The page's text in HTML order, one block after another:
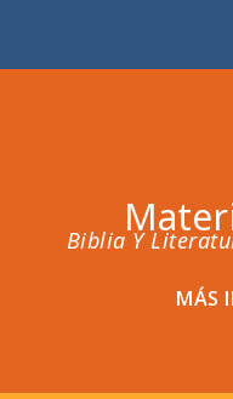
Biblia Y
MÁS